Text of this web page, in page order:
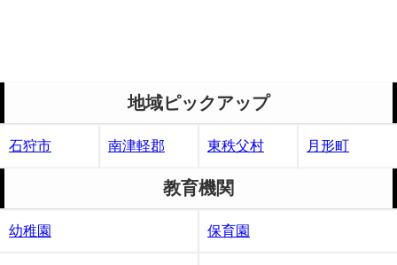
地域ピックアップ
石狩市 南津軽郡 東秩父村 月形町
教育機関
幼稚園 保育園